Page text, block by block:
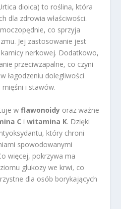
dioica) to roślina, która
dla zdrowia właściwości.
co sprzyja
Jej zastosowanie jest
nerkowej. Dodatkowo,
przeciwzapalne, co czyni
łagodzeniu dolegliwości
mięśni i stawów.
wflawonoidy oraz ważne
C iwitamina K. Dzięki
który chroni
spowodowanymi
więcej, pokrzywa ma
glukozy we krwi, co
dla osób borykających